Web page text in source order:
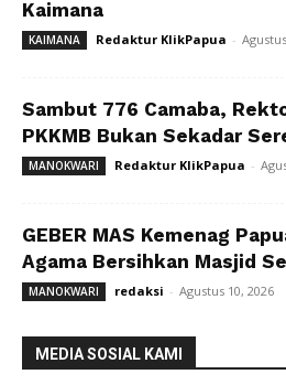
Kaimana
KAIMANA Redaktur KlikPapua -
Sambut 776 Camaba,
PKKMB Bukan Sekadar
MANOKWARI Redaktur KlikPapua -
GEBER MAS Kemenag
Agama Bersihkan Masjid
MANOKWARI redaksi - Agustus 10, 2026
MEDIA SOSIAL KAMI